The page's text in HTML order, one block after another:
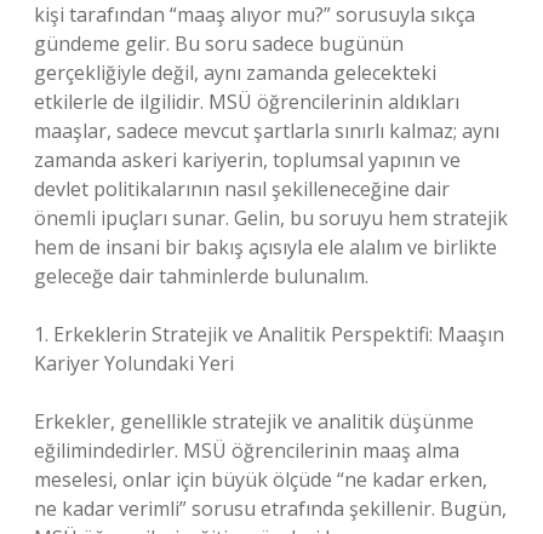
kişi tarafından “maaş alıyor mu?” sorusuyla sıkça
gündeme gelir. Bu soru sadece bugünün
gerçekliğiyle değil, aynı zamanda gelecekteki
etkilerle de ilgilidir. MSÜ öğrencilerinin aldıkları
maaşlar, sadece mevcut şartlarla sınırlı kalmaz; aynı
zamanda askeri kariyerin, toplumsal yapının ve
devlet politikalarının nasıl şekilleneceğine dair
önemli ipuçları sunar. Gelin, bu soruyu hem stratejik
hem de insani bir bakış açısıyla ele alalım ve birlikte
geleceğe dair tahminlerde bulunalım.
1. Erkeklerin Stratejik ve Analitik Perspektifi: Maaşın
Kariyer Yolundaki Yeri
Erkekler, genellikle stratejik ve analitik düşünme
eğilimindedirler. MSÜ öğrencilerinin maaş alma
meselesi, onlar için büyük ölçüde “ne kadar erken,
ne kadar verimli” sorusu etrafında şekillenir. Bugün,